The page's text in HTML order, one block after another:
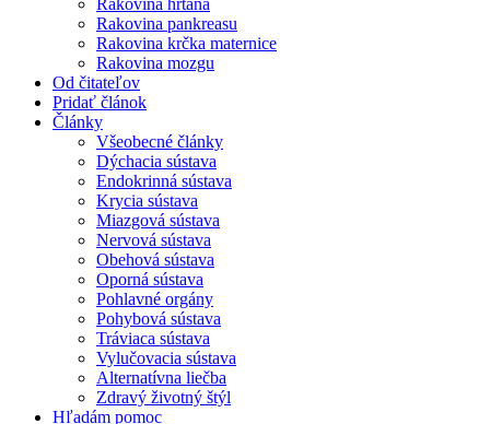
Rakovina hrtana
Rakovina pankreasu
Rakovina krčka maternice
Rakovina mozgu
Od čitateľov
Pridať článok
Články
Všeobecné články
Dýchacia sústava
Endokrinná sústava
Krycia sústava
Miazgová sústava
Nervová sústava
Obehová sústava
Oporná sústava
Pohlavné orgány
Pohybová sústava
Tráviaca sústava
Vylučovacia sústava
Alternatívna liečba
Zdravý životný štýl
Hľadám pomoc